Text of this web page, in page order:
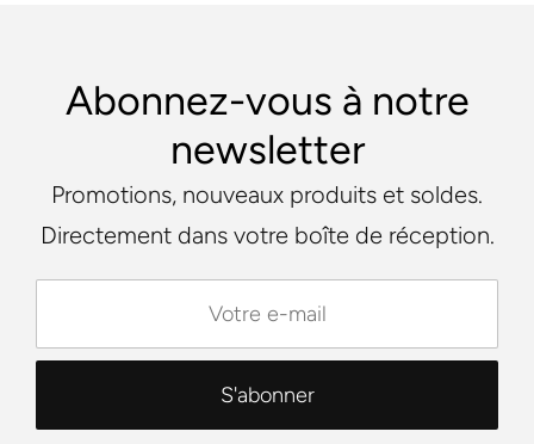
Abonnez-vous à notre
newsletter
Promotions, nouveaux produits et soldes.
Directement dans votre boîte de réception.